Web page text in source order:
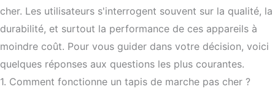
cher. Les utilisateurs s'interrogent souvent sur la qualité, la
durabilité, et surtout la performance de ces appareils à
moindre coût. Pour vous guider dans votre décision, voici
quelques réponses aux questions les plus courantes.
1. Comment fonctionne un tapis de marche pas cher ?